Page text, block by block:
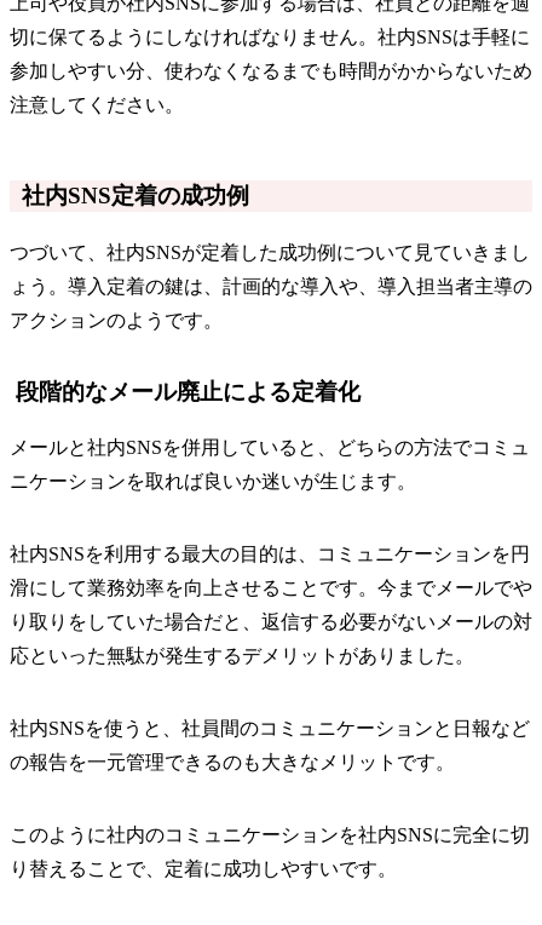
切に保てるようにしなければなりません。社内SNSは手軽に
参加しやすい分、使わなくなるまでも時間がかからないため
注意してください。
社内SNS定着の成功例
つづいて、社内SNSが定着した成功例について見ていきまし
ょう。導入定着の鍵は、計画的な導入や、導入担当者主導の
アクションのようです。
段階的なメール廃止による定着化
メールと社内SNSを併用していると、どちらの方法でコミュ
ニケーションを取れば良いか迷いが生じます。
社内SNSを利用する最大の目的は、コミュニケーションを円
滑にして業務効率を向上させることです。今までメールでや
り取りをしていた場合だと、返信する必要がないメールの対
応といった無駄が発生するデメリットがありました。
社内SNSを使うと、社員間のコミュニケーションと日報など
の報告を一元管理できるのも大きなメリットです。
このように社内のコミュニケーションを社内SNSに完全に切
り替えることで、定着に成功しやすいです。